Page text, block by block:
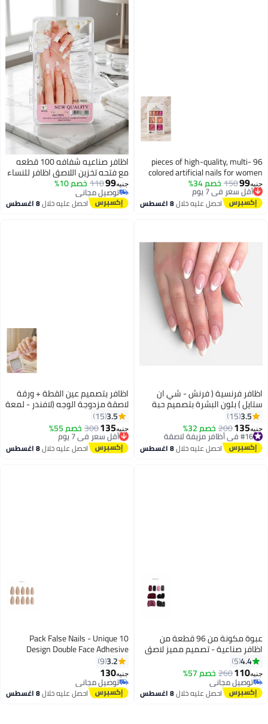
96 pieces of high-quality, multi-
colored artificial nails for women
and girls.
جنيه99
150 خصم 34%
أقل سعر في 7 يوم
توصيل مجاني
أقل سعر في 7 يوماحصل عليه خلال8 اغسطس
اظافر صناعيه شفافه 100 قطعه
مع فتحه تخزين اللاصق اظافر للنساء
اكسسوارات بنات
جنيه99
110 خصم 10%
توصيل مجاني
توصيل مجانياحصل عليه خلال8 اغسطس
7
اظافر فرنسية ( فرنش - شي ان
ستايل ) بلون البشرة بتصميم حبة
اللوز + ورقة لاصقة مزدوجة الوجه.
3.5
15
جنيه135
200 خصم 32% #16 في أظافر مزيفة لاصقة
توصيل مجاني
#16 في أظافر مزيفة لاصقة احصل عليه خلال8 اغسطس
7
اظافر بتصميم عين القطة + ورقة
لاصقة مزدوجة الوجه (لافندر - لمعة
عالية)
3.5
15
جنيه135
300 خصم 55%أقل سعر في 7 يوم
توصيل مجاني
أقل سعر في 7 يوماحصل عليه خلال8 اغسطس
عبوة مكونة من 96 قطعة من
اظافر صناعية - تصميم مميز لاصق
دبل فيس
4.4
5
جنيه110
260 خصم 57%
توصيل مجاني
توصيل مجانياحصل عليه خلال8 اغسطس
10 Pack False Nails - Unique
Design Double Face Adhesive
3.2
9
جنيه130
توصيل مجاني
توصيل مجانياحصل عليه خلال8 اغسطس